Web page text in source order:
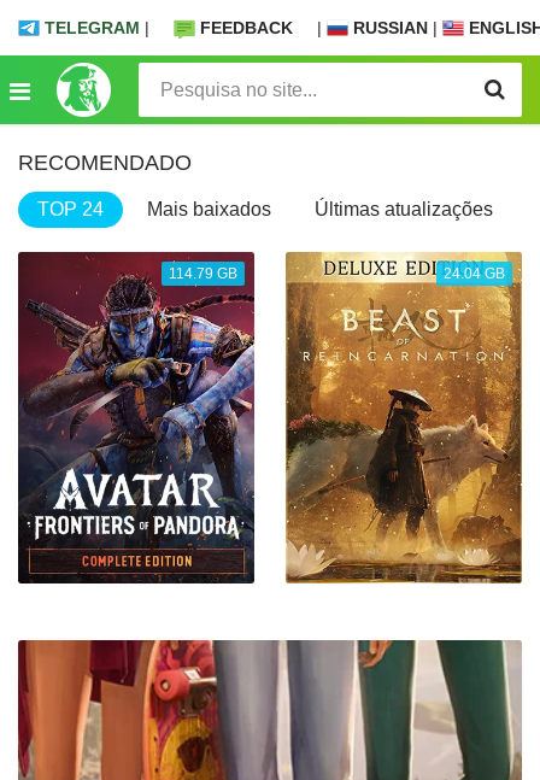
TELEGRAM | FEEDBACK | RUSSIAN |
RECOMENDADO
TOP 24 Mais baixados Últimas atualizações
114.79 GB 24.04 GB